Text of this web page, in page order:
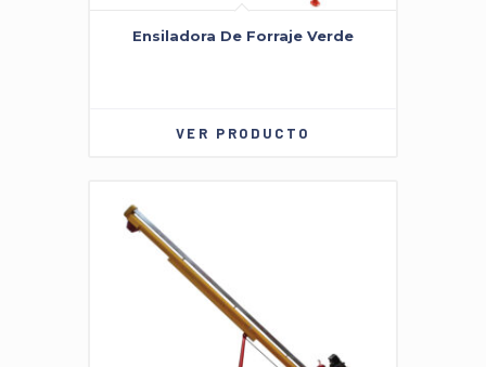
Ensiladora De Forraje Verde
VER PRODUCTO